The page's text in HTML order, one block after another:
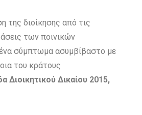
της διοίκησης από τις
των ποινικών
σύμπτωμα ασυμβίβαστο με
του κράτους
Διοικητικού Δικαίου 2015,